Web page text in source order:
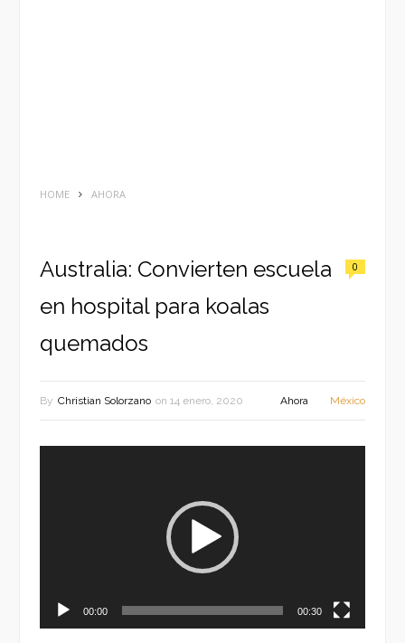
HOME AHORA
Australia: Convierten escuela
en hospital para koalas
quemados
0
By Christian Solorzano on 14 enero, 2020 Ahora México
00:00 00:30